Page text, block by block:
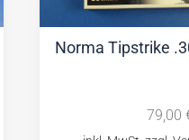
Norma Tipstrike
79,00